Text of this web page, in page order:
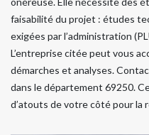
faisabilité du projet : études
exigées par l’administration
L’entreprise citée peut vous
démarches et analyses.
dans le département 69250.
d’atouts de votre côté pour la